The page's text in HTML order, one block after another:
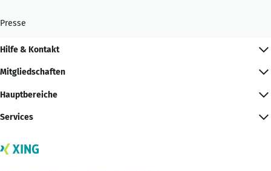
Presse
Hilfe & Kontakt
Mitgliedschaften
Hauptbereiche
Services